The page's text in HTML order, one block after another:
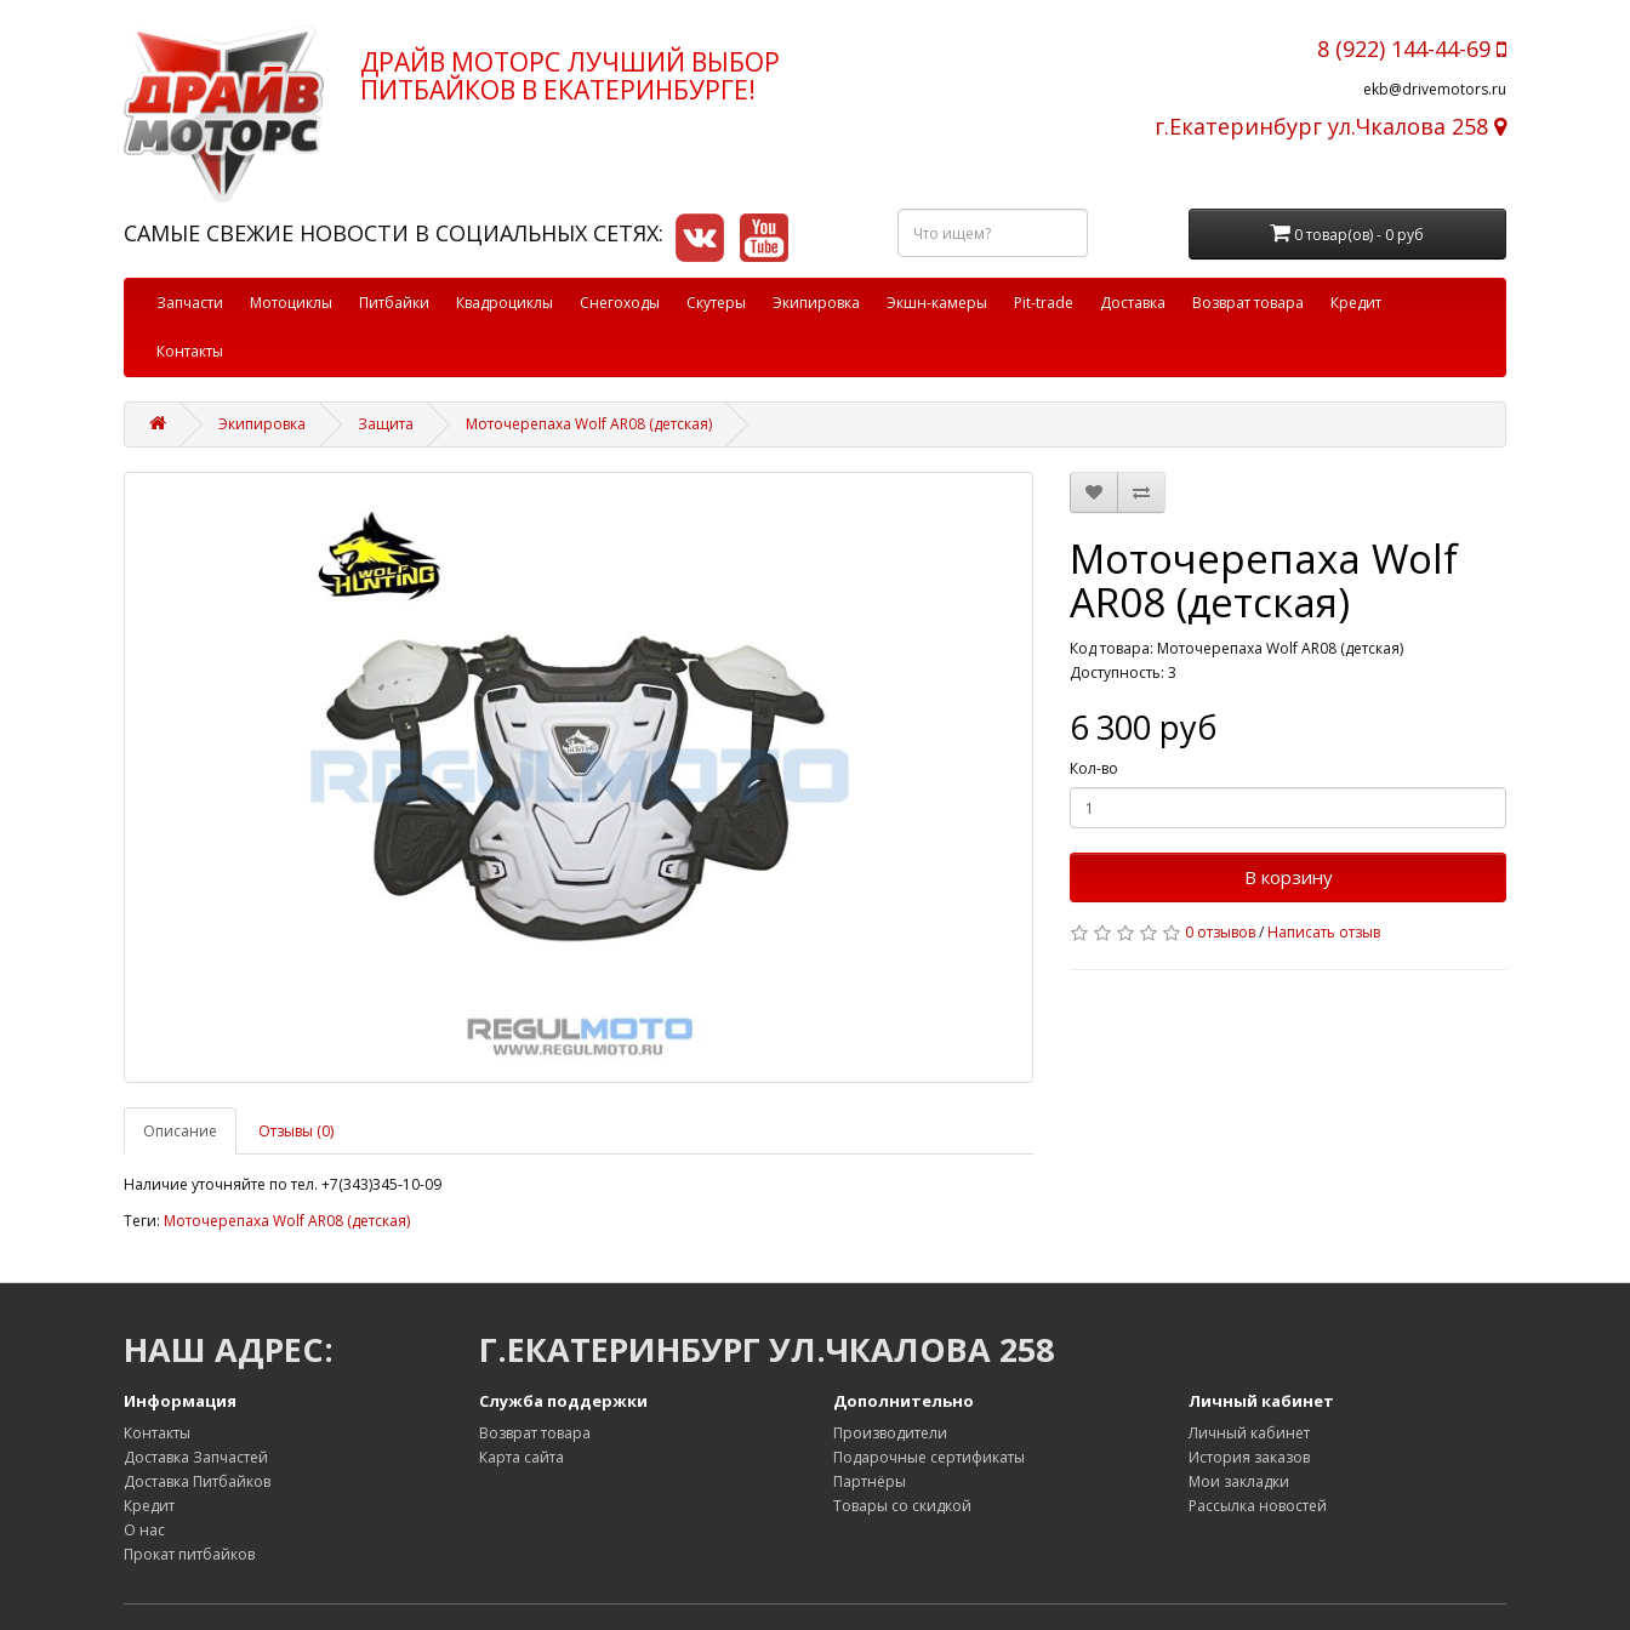
ДРАЙВ МОТОРС ЛУЧШИЙ ВЫБОР
ПИТБАЙКОВ В ЕКАТЕРИНБУРГЕ!
8 (922) 144-44-69
ekb@drivemotors.ru
г.Екатеринбург ул.Чкалова 258
САМЫЕ СВЕЖИЕ НОВОСТИ В СОЦИАЛЬНЫХ СЕТЯХ:
Что
ищем?
0 товар(ов) - 0 руб
Запчасти Мотоциклы Питбайки Квадроциклы Снегоходы Скутеры Экипировка Экшн-камеры Pit-trade Доставка Возврат товара Кредит
Контакты
Экипировка Защита Моточерепаха Wolf AR08 (детская)
Описание Отзывы (0)
Наличие уточняйте по тел. +7(343)345-10-09
Моточерепаха Wolf
AR08 (детская)
Код товара: Моточерепаха Wolf AR08 (детская)
Доступность: 3
6 300 руб
Кол-во
В корзину
0 отзывов/Написать отзыв
Теги: Моточерепаха Wolf AR08 (детская)
НАШ АДРЕС: Г.ЕКАТЕРИНБУРГ УЛ.ЧКАЛОВА 258
Информация
Контакты
Доставка Запчастей
Доставка Питбайков
Кредит
О нас
Прокат питбайков
Служба поддержки
Возврат товара
Карта сайта
Дополнительно
Производители
Подарочные сертификаты
Партнёры
Товары со скидкой
Личный кабинет
Личный кабинет
История заказов
Мои закладки
Рассылка новостей